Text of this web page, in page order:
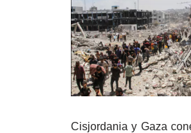
Cisjordania y Gaza